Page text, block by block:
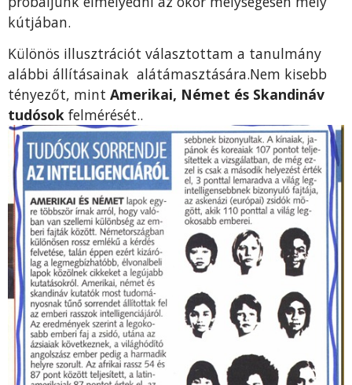
kútjában.
Különös illusztrációt választottam a tanulmány
alábbi állításainak alátámasztására.Nem kisebb
tényezőt, mint Amerikai, Német és Skandináv
tudósok felmérését..